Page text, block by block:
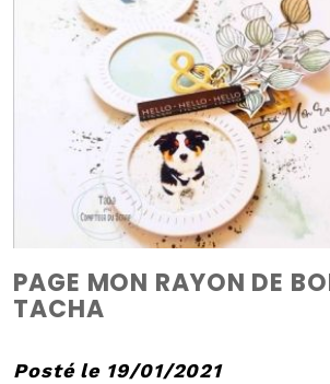
PAGE MON RAYON DE
TACHA
Posté le 19/01/2021